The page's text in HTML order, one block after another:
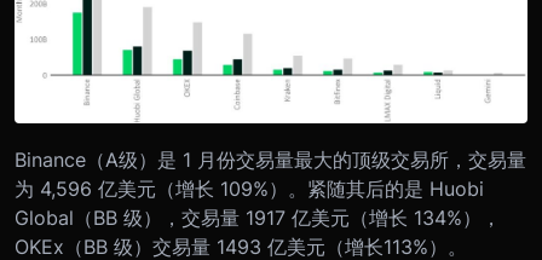
Binance（A级）是 1 月份交易量最大的顶级交易所，交易量
为 4,596 亿美元（增长 109%）。紧随其后的是 Huobi
Global（BB 级），交易量 1917 亿美元（增长 134%），
OKEx（BB 级）交易量 1493 亿美元（增长113%）。